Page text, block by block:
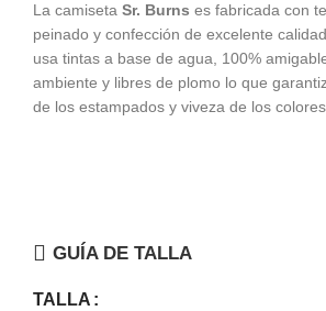
La camiseta Sr. Burns es fabricada con
peinado y confección de excelente
usa tintas a base de agua, 100%
ambiente y libres de plomo lo que
de los estampados y viveza de los colores.
GUÍA DE TALLA
TALLA